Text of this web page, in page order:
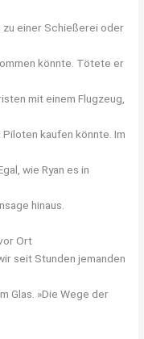
zu einer Schießerei oder
könnte. Tötete er
mit einem Flugzeug,
kaufen könnte. Im
wie Ryan es in
hinaus.
Ort
seit Stunden jemanden
Glas. »Die Wege der